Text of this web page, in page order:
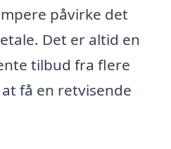
påvirke det
Det er altid en
tilbud fra flere
få en retvisende